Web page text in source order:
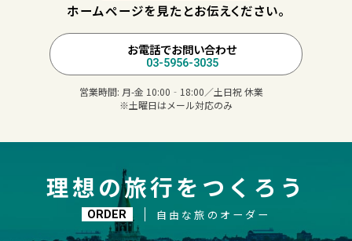
ホームページを見たとお伝えください。
お電話でお問い合わせ
03-5956-3035
営業時間: 月-金 10:00‐18:00／土日祝 休業
※土曜日はメール対応のみ
理想の旅行をつくろう
ORDER 自由な旅のオーダー